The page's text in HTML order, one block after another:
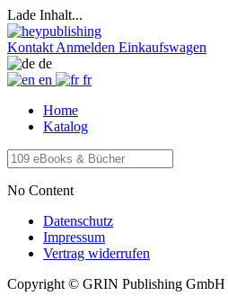
Lade Inhalt...
Kontakt Anmelden Einkaufswagen
de
en
fr
Home
Katalog
No Content
Datenschutz
Impressum
Vertrag widerrufen
Copyright © GRIN Publishing GmbH